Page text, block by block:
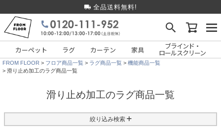
全品送料無料!
カーペット ラグ カーテン 家具 ブラインド・
ロールスクリーン
FROM FLOOR フロア商品一覧 ラグ商品一覧
機能商品一覧
滑り止め加工のラグ商品一覧
滑り止め加工のラグ商品一覧
絞り込み検索